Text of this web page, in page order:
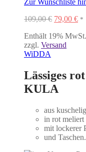
109,00€
war:
109,00 €
79,00 €
ist:
*
Enthält 19% MwSt.
zzgl. Versand
WiDDA
Lässiges
KULA
aus
in rot meliert
mit lockerer
und Taschen.